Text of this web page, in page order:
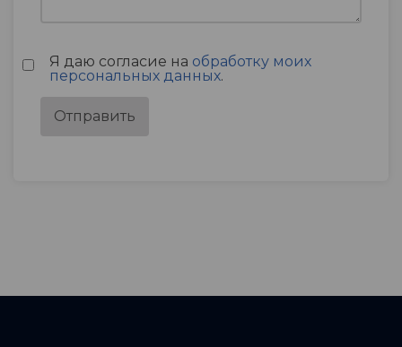
Я даю согласие на обработку моих
персональных данных.